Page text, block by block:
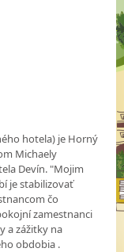
hotela) je Horný
Michaely
Devín. "Mojim
je stabilizovať
čo
zamestnanci
a zážitky na
obdobia .